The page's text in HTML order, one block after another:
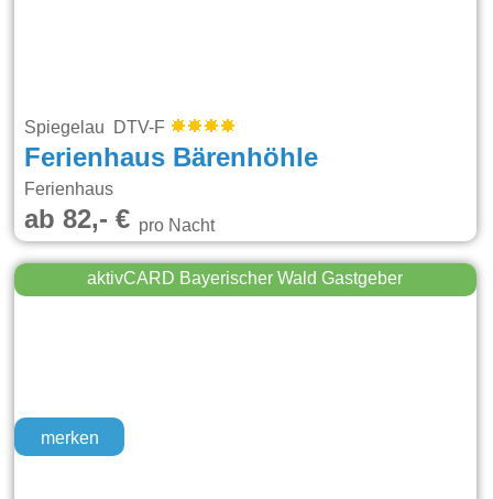
Spiegelau DTV-F
Ferienhaus Bärenhöhle
Ferienhaus
ab 82,- €pro Nacht
merken
aktivCARD Bayerischer Wald Gastgeber